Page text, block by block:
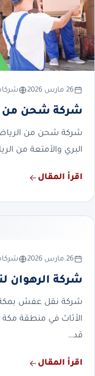
26 مارس 2026
شركة شحن من
شركة شحن من
البري والأمتعة من
اقرأ المقال
26 مارس 2026
شركة الرهوان
شركة نقل عفش بمكة
الأثاث في منطقة مكة
قد…
اقرأ المقال